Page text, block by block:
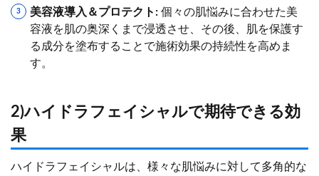
美容液導入＆プロテクト: 個々の肌悩みに合わせた美
容液を肌の奥深くまで浸透させ、その後、肌を保護す
る成分を塗布することで施術効果の持続性を高めま
す。
2)ハイドラフェイシャルで期待できる効
果
ハイドラフェイシャルは、様々な肌悩みに対して多角的な